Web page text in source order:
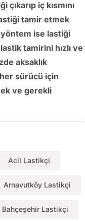
iç kısmını
tamir etmek
ise lastiği
tamirini hızlı ve
aksaklık
sürücü için
ve gerekli
Acil Lastikçi
Arnavutköy Lastikçi
Bahçeşehir Lastikçi